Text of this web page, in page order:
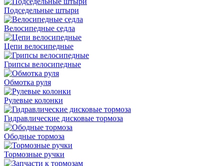
Подседельные штыри
Велосипедные седла
Цепи велосипедные
Грипсы велосипедные
Обмотка руля
Рулевые колонки
Гидравлические дисковые тормоза
Ободные тормоза
Тормозные ручки